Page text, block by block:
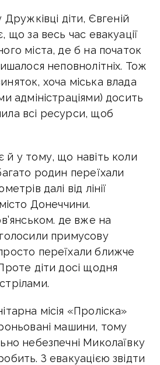
діти, Євгеній
що за весь час евакуації
міста, де б на початок
неповнолітніх. Тож
хоча міська влада
адміністраціями) досить
всі ресурси, щоб
й у тому, що навіть коли
родин переїхали
далі від лінії
Донеччини.
де вже на
примусову
переїхали ближче
діти досі щодня
місія «Проліска»
машини, тому
небезпечні Миколаївку
З евакуацією звідти